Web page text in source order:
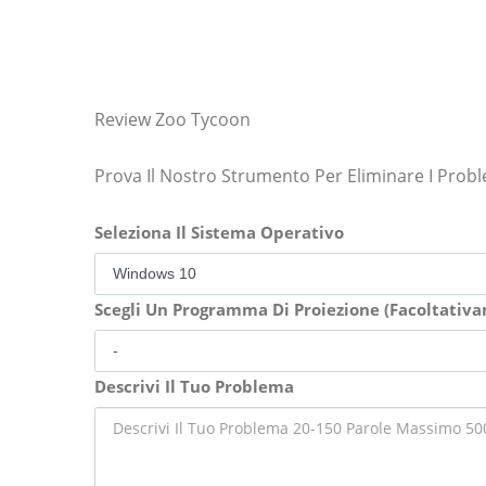
Review Zoo Tycoon
Prova Il Nostro Strumento Per Eliminare I
Seleziona Il Sistema Operativo
Scegli Un Programma Di Proiezione
Descrivi Il Tuo Problema